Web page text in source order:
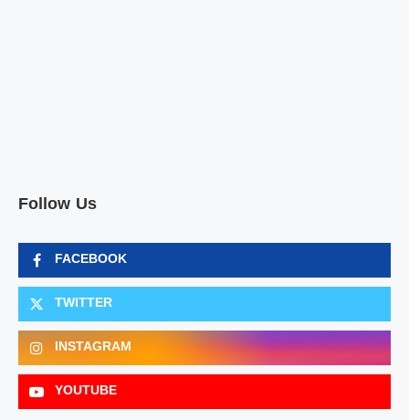
Follow Us
FACEBOOK
TWITTER
INSTAGRAM
YOUTUBE